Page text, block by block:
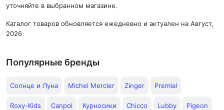
уточняйте в выбранном магазине.
Каталог товаров обновляется ежедневно и актуален на Август,
2026
Популярные бренды
Солнце и Луна Michel Mercier Zinger Premial
Roxy-Kids Canpol Курносики Chicco Lubby Pigeon